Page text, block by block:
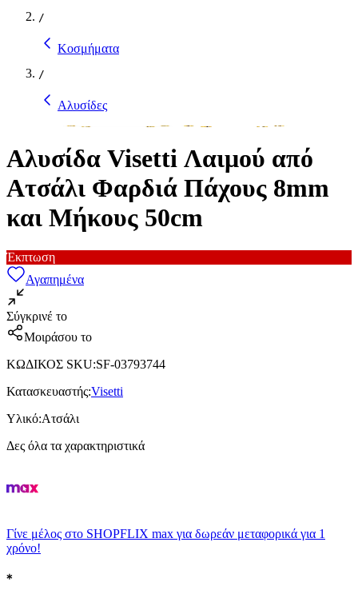
/
Κοσμήματα
/
Αλυσίδες
Αλυσίδα Visetti Λαιμού από
Ατσάλι Φαρδιά Πάχους 8mm
και Μήκους 50cm
Έκπτωση
Αγαπημένα
Σύγκρινέ το
Μοιράσου το
ΚΩΔΙΚΟΣ SKU:SF-03793744
Κατασκευαστής:Visetti
Υλικό:Ατσάλι
Δες όλα τα χαρακτηριστικά
Γίνε μέλος στο SHOPFLIX max για δωρεάν μεταφορικά για 1
χρόνο!